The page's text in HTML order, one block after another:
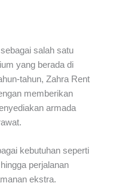
salah satu
yang berada di
tahun, Zahra Rent
memberikan
armada
kebutuhan seperti
perjalanan
ekstra.